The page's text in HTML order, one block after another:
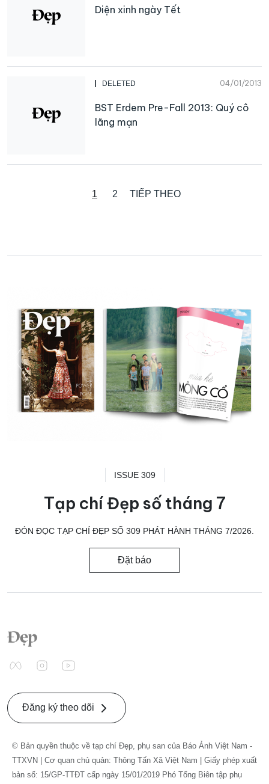
Diện xinh ngày Tết
DELETED 04/01/2013
BST Erdem Pre-Fall 2013: Quý cô
lãng mạn
1 2 TIẾP THEO
ISSUE 309
Tạp chí Đẹp số tháng 7
ĐÓN ĐỌC TẠP CHÍ ĐẸP SỐ 309 PHÁT HÀNH THÁNG 7/2026.
Đặt báo
Đăng ký theo dõi
© Bản quyền thuộc về tạp chí Đẹp, phụ san của Báo Ảnh Việt Nam -
TTXVN | Cơ quan chủ quản: Thông Tấn Xã Việt Nam | Giấy phép xuất
bản số: 15/GP-TTĐT cấp ngày 15/01/2019 Phó Tổng Biên tập phụ